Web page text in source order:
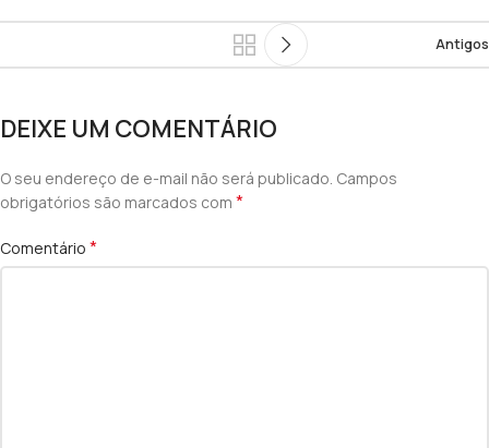
Antigos
DEIXE UM COMENTÁRIO
O seu endereço de e-mail não será publicado. Campos
obrigatórios são marcados com *
Comentário *